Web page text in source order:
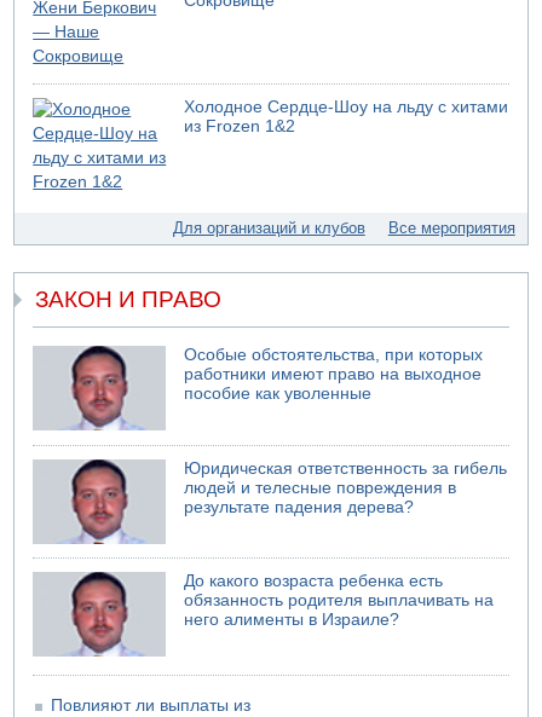
Министр обороны ушел с заседания кабинета на
свадьбу
Саудовская Аравия опасается нападения хуситов и
иракских ополченцев
В Бат-Яме утонул мужчина
Стрельба в школе Таиланда
Недалеко от Бейт-Шемеша погиб велосипедист
07.08.2026 06:24
Саудовская Аравия сообщает о нападении хуситов
06.08.2026 13:43
И еще иранские агенты
06.08.2026 13:13
Арестованы двое подозреваемых в стрельбе по
электрической компании
06.08.2026 13:07
Возле Кирьят-Арбы пожар на местности
06.08.2026 12:06
США не будут давить на Израиль в вопросе Ливана
06.08.2026 11:41
Трое подростков ограбили сексшоп в Холоне
Холодное Сердце-Шоу на льду с хитами
из Frozen 1&2
Для организаций и клубов Все мероприятия
ЗАКОН И ПРАВО
Особые обстоятельства, при которых
работники имеют право на выходное
пособие как уволенные
Юридическая ответственность за гибель
людей и телесные повреждения в
результате падения дерева?
До какого возраста ребенка есть
обязанность родителя выплачивать на
него алименты в Израиле?
Повлияют ли выплаты из